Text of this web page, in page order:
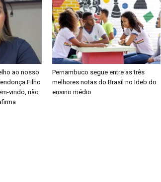
ao nosso
Filho
vindo, não
Pernambuco segue entre as três
melhores notas do Brasil no Ideb do
ensino médio